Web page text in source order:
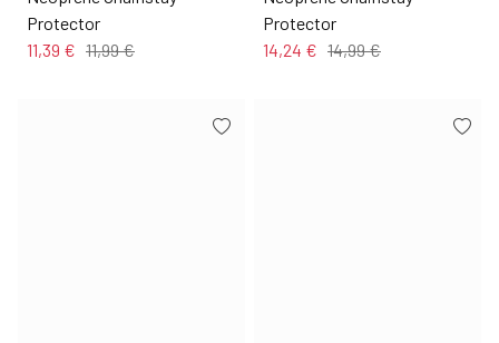
Protector
11,39 € 11,99 €
Protector
14,24 € 14,99 €